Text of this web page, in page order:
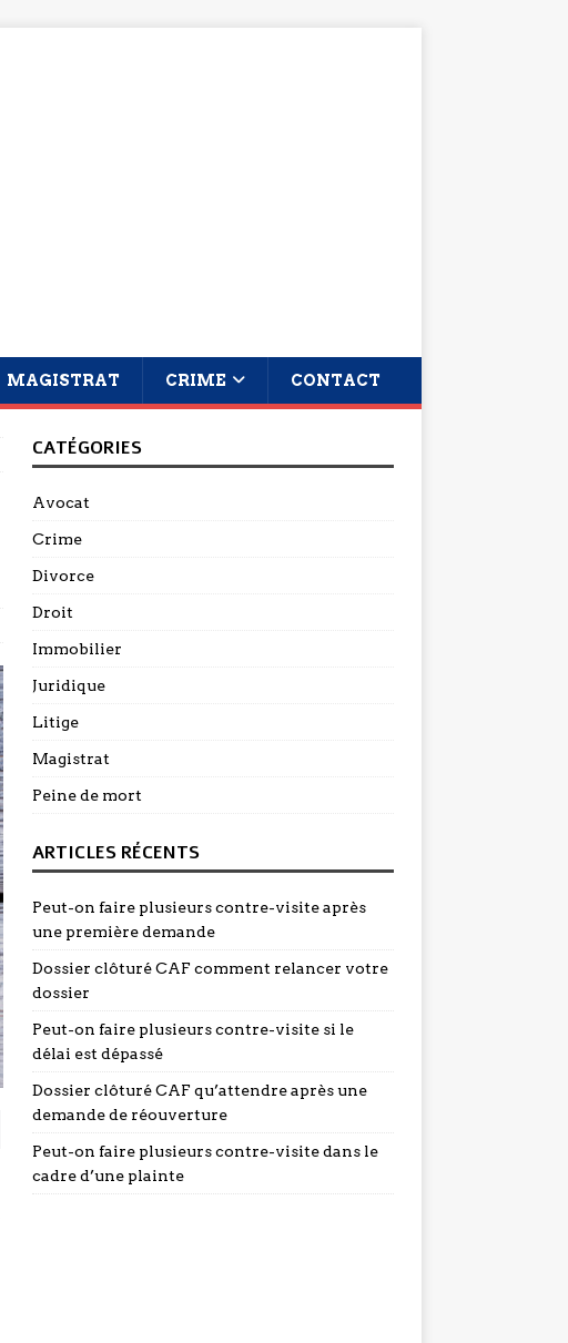
MAGISTRAT CRIME CONTACT
CATÉGORIES
Avocat
Crime
Divorce
Droit
Immobilier
Juridique
Litige
Magistrat
Peine de mort
ARTICLES RÉCENTS
Peut-on faire plusieurs contre-visite après
une première demande
Dossier clôturé CAF comment relancer votre
dossier
Peut-on faire plusieurs contre-visite si le
délai est dépassé
Dossier clôturé CAF qu’attendre après une
demande de réouverture
Peut-on faire plusieurs contre-visite dans le
cadre d’une plainte